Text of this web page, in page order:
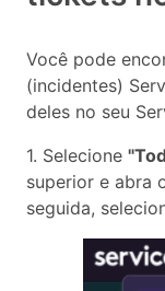
Você pode
(incidentes)
deles no seu
1. Selecione
superior e abra
seguida,